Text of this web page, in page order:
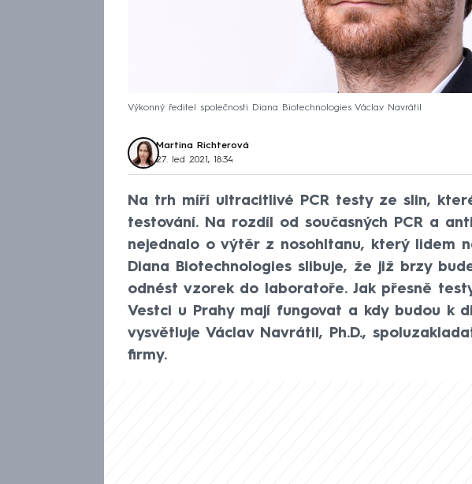
Výkonný ředitel společnosti Diana Biotechnologies Václav Navrátil
Martina Richterová
27. led 2021, 18:34
Na trh míří ultracitlivé PCR testy ze slin,
testování. Na rozdíl od současných PCR a
nejednalo o výtěr z nosohltanu, který lidem
Diana Biotechnologies slibuje, že již brzy
odnést vzorek do laboratoře. Jak přesně
Vestci u Prahy mají fungovat a kdy budou k
vysvětluje Václav Navrátil, Ph.D.,
firmy.